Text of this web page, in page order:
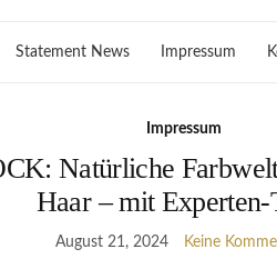
Statement News Impressum
Impressum
Natürliche
Haar – mit Experten-
August 21, 2024 Keine